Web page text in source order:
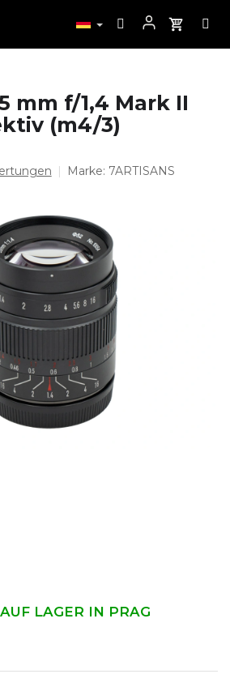
mm f/1,4 Mark II
(m4/3)
Marke: 7ARTISANS
AUF LAGER IN PRAG